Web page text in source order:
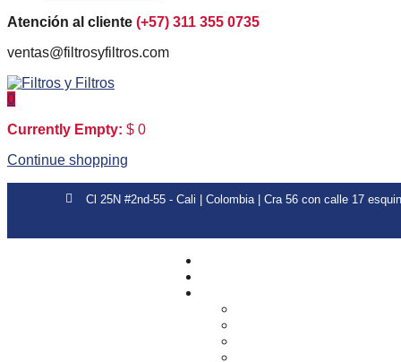
Atención al cliente (+57) 311 355 0735
ventas@filtrosyfiltros.com
0
Currently Empty: $ 0
Continue shopping
Cl 25N #2nd-55 - Cali | Colombia | Cra 56 con calle 17